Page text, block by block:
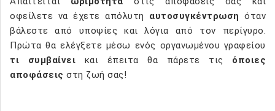
οφείλετε να έχετε απόλυτη αυτοσυγκέντρωση όταν
βάλεστε από υποψίες και λόγια από τον περίγυρο.
Πρώτα θα ελέγξετε μέσω ενός οργανωμένου γραφείου
τι συμβαίνει και έπειτα θα πάρετε τις όποιες
αποφάσεις στη ζωή σας!